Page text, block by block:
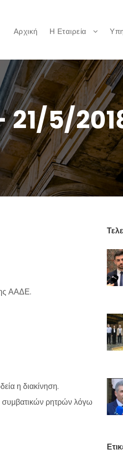
Αρχική Η Εταιρεία
21/5/
ΑΑΔΕ.
η διακίνηση.
συμβατικών ρητρών λόγω